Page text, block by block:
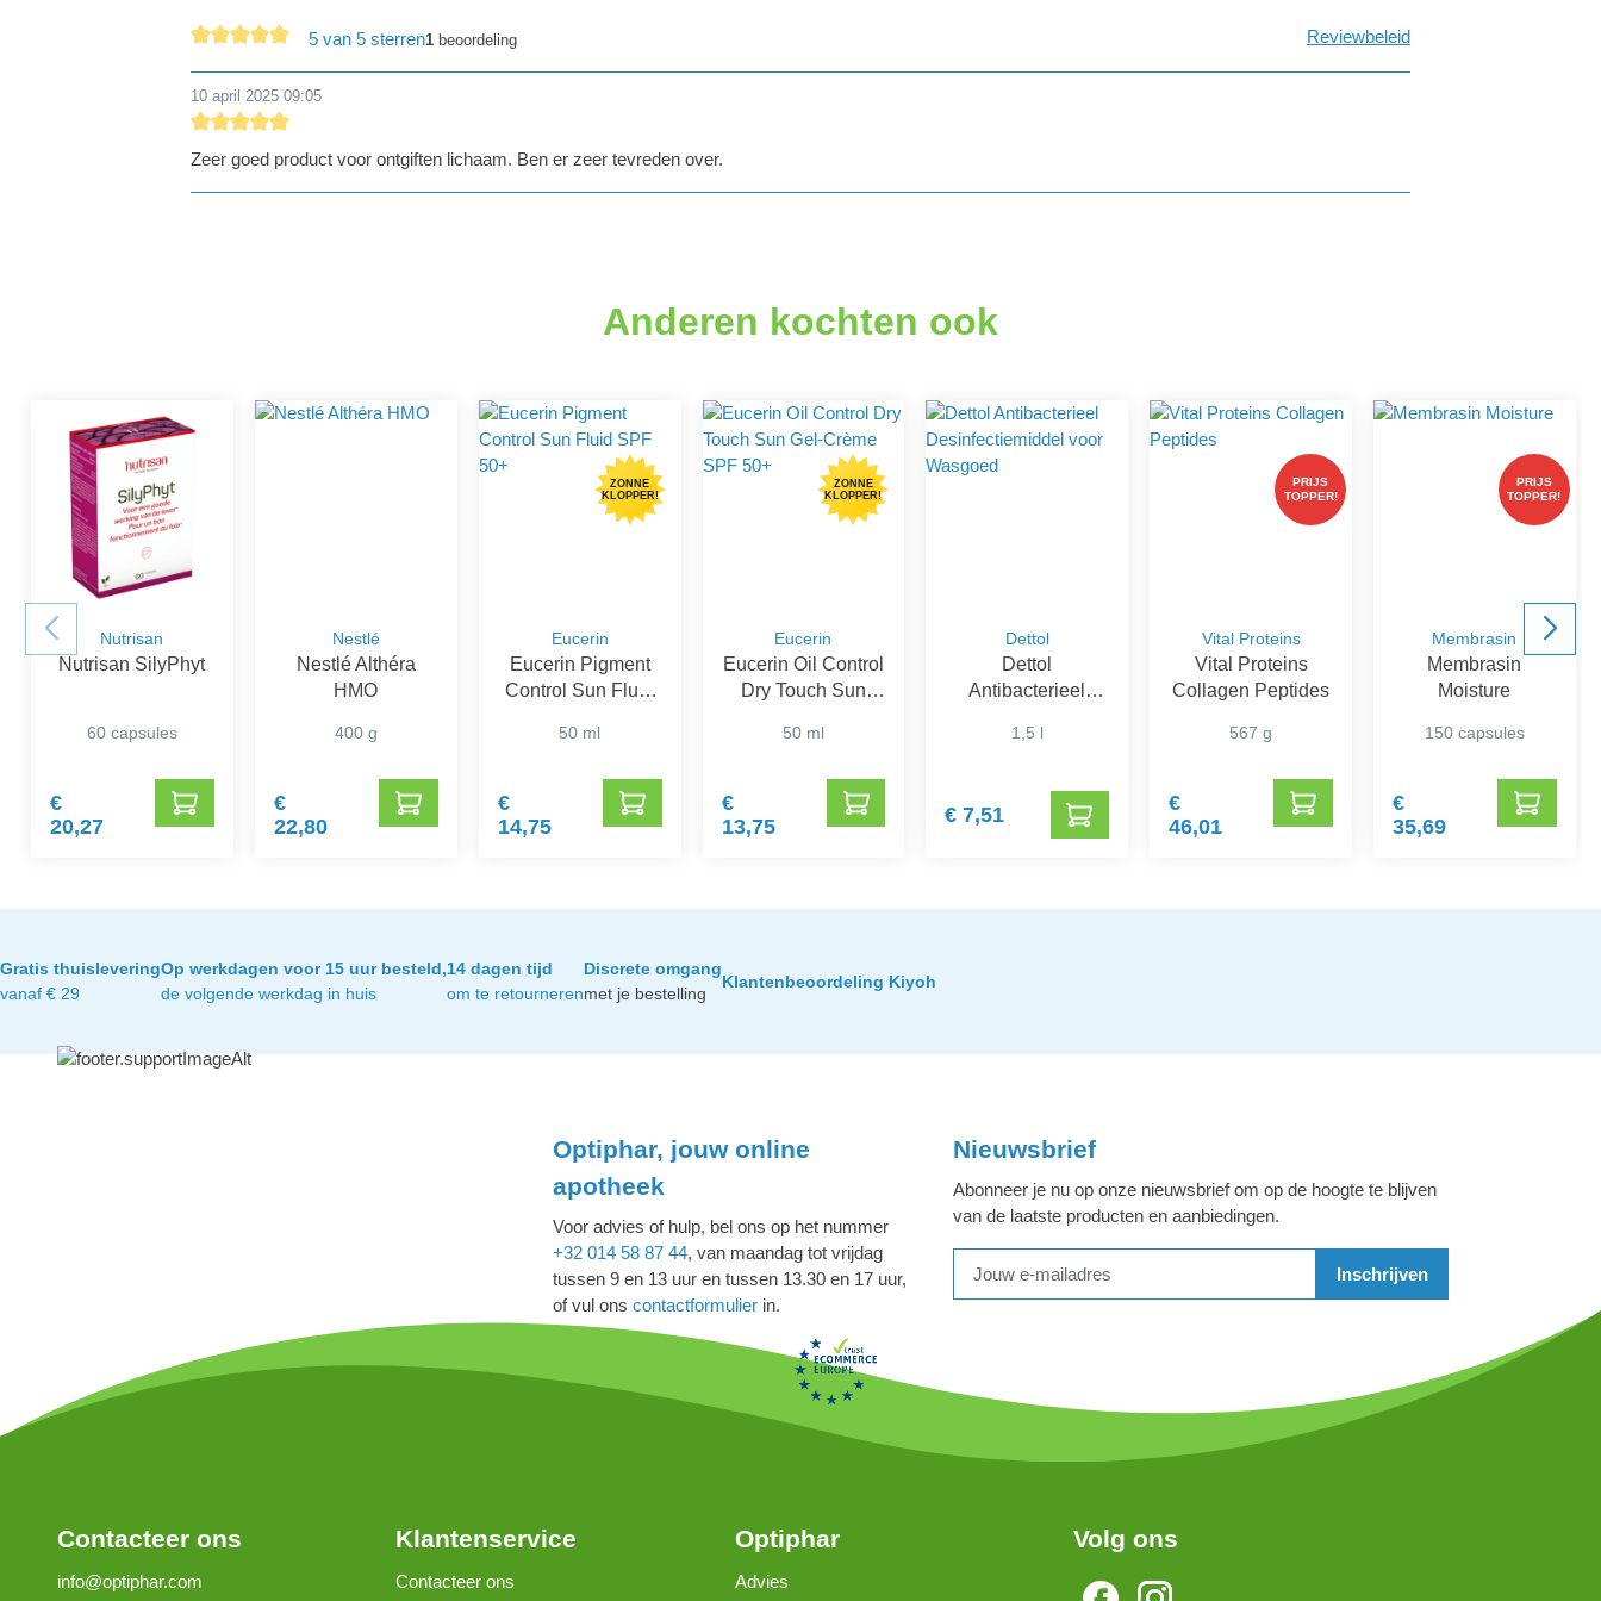
5 van 5 sterren1beoordeling Reviewbeleid
10 april 2025 09:05
Zeer goed product voor ontgiften lichaam. Ben er zeer tevreden over.
Anderen kochten ook
Nutrisan
Nutrisan SilyPhyt
60 capsules
€
20,27
Nestlé
Nestlé Althéra
HMO
400 g
€
22,80
ZONNE
KLOPPER!
Eucerin
Eucerin Pigment
Control Sun Fluid
50 ml
€
14,75
ZONNE
KLOPPER!
Eucerin
Eucerin Oil Control
Dry Touch Sun
50+
50 ml
€
13,75
Dettol
Dettol
Antibacterieel
voor Wasgoed
1,5 l
€ 7,51
PRIJS
TOPPER!
Vital Proteins
Vital Proteins
Collagen Peptides
567 g
€
46,01
PRIJS
TOPPER!
Membrasin
Membrasin
Moisture
150 capsules
€
35,69
Gratis thuislevering
vanaf € 29
Op werkdagen voor 15 uur besteld,
de volgende werkdag in huis
14 dagen tijd
om te retourneren
Discrete omgang
met je bestelling
Klantenbeoordeling Kiyoh
Optiphar, jouw online
apotheek
Voor advies of hulp, bel ons op het nummer
+32 014 58 87 44, van maandag tot vrijdag
tussen 9 en 13 uur en tussen 13.30 en 17 uur,
of vul ons contactformulier in.
Nieuwsbrief
Abonneer je nu op onze nieuwsbrief om op de hoogte te blijven
van de laatste producten en aanbiedingen.
Inschrijven
Contacteer ons
info@optiphar.com
Klantenservice
Contacteer ons
Optiphar
Advies
Volg ons